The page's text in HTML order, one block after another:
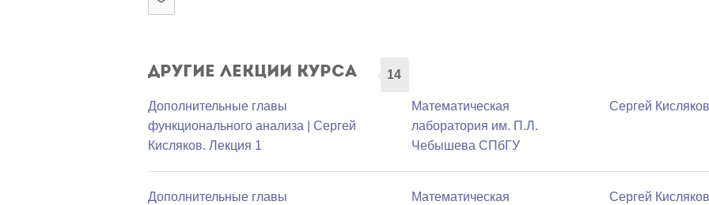
Другие лекции курса 14
Дополнительные главы
функционального анализа | Сергей
Кисляков. Лекция 1
Математичеcкая
лаборатория им. П.Л.
Чебышева СПбГУ
Сергей Кисляков
Дополнительные главы
Математичеcкая
Сергей Кисляков